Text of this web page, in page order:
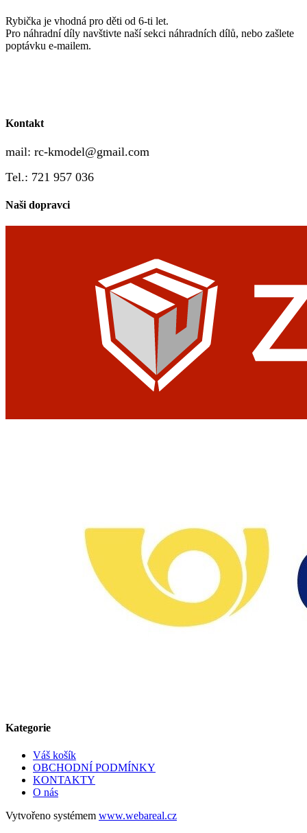
Rybička je vhodná pro děti od 6-ti let.
Pro náhradní díly navštivte naší sekci náhradních dílů, nebo zašlete
poptávku e-mailem.
Kontakt
mail: rc-kmodel@gmail.com
Tel.: 721 957 036
Naši dopravci
Kategorie
Váš košík
OBCHODNÍ PODMÍNKY
KONTAKTY
O nás
Vytvořeno systémem www.webareal.cz